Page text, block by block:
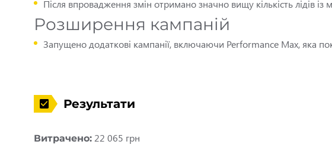
Після впровадження змін отримано значно вищу кількість лідів
Розширення кампаній
Запущено додаткові кампанії, включаючи Performance Max, яка
Результати
Витрачено: 22 065 грн